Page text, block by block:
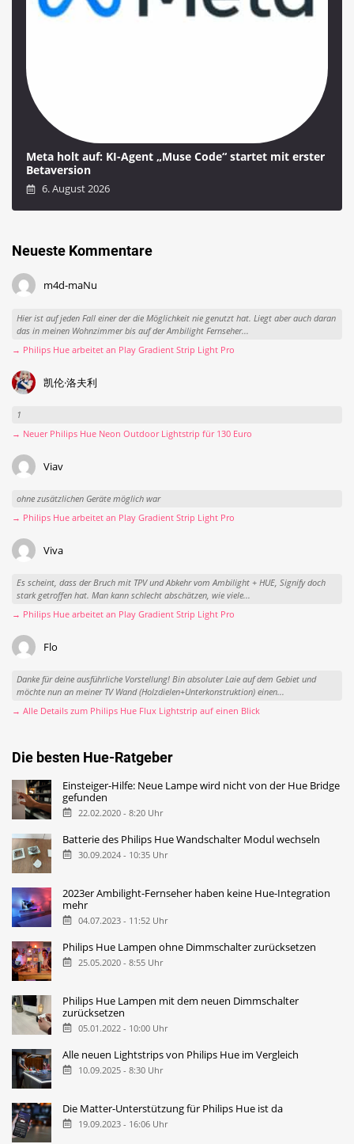
Meta holt auf: KI-Agent „Muse Code“ startet mit erster
Betaversion
6. August 2026
Neueste Kommentare
m4d-maNu
Hier ist auf jeden Fall einer der die Möglichkeit nie genutzt hat. Liegt aber auch daran
das in meinen Wohnzimmer bis auf der Ambilight Fernseher...
→ Philips Hue arbeitet an Play Gradient Strip Light Pro
凯伦·洛夫利
1
→ Neuer Philips Hue Neon Outdoor Lightstrip für 130 Euro
Viav
ohne zusätzlichen Geräte möglich war
→ Philips Hue arbeitet an Play Gradient Strip Light Pro
Viva
Es scheint, dass der Bruch mit TPV und Abkehr vom Ambilight + HUE, Signify doch
stark getroffen hat. Man kann schlecht abschätzen, wie viele...
→ Philips Hue arbeitet an Play Gradient Strip Light Pro
Flo
Danke für deine ausführliche Vorstellung! Bin absoluter Laie auf dem Gebiet und
möchte nun an meiner TV Wand (Holzdielen+Unterkonstruktion) einen...
→ Alle Details zum Philips Hue Flux Lightstrip auf einen Blick
Die besten Hue-Ratgeber
Einsteiger-Hilfe: Neue Lampe wird nicht von der Hue Bridge
gefunden
22.02.2020 - 8:20 Uhr
Batterie des Philips Hue Wandschalter Modul wechseln
30.09.2024 - 10:35 Uhr
2023er Ambilight-Fernseher haben keine Hue-Integration
mehr
04.07.2023 - 11:52 Uhr
Philips Hue Lampen ohne Dimmschalter zurücksetzen
25.05.2020 - 8:55 Uhr
Philips Hue Lampen mit dem neuen Dimmschalter
zurücksetzen
05.01.2022 - 10:00 Uhr
Alle neuen Lightstrips von Philips Hue im Vergleich
10.09.2025 - 8:30 Uhr
Die Matter-Unterstützung für Philips Hue ist da
19.09.2023 - 16:06 Uhr